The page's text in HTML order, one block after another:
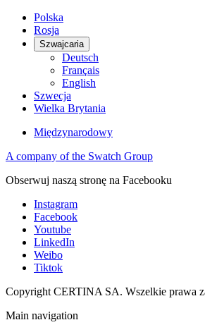
Polska
Rosja
Szwajcaria
Deutsch
Français
English
Szwecja
Wielka Brytania
Międzynarodowy
A company of the Swatch Group
Obserwuj naszą stronę na Facebooku
Instagram
Facebook
Youtube
LinkedIn
Weibo
Tiktok
Copyright CERTINA SA. Wszelkie prawa
Main navigation